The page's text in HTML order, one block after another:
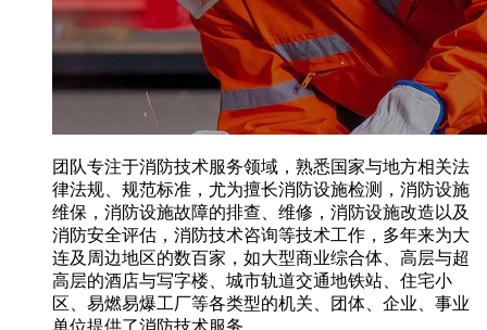
团队专注于消防技术服务领域，熟悉国家与地方相关法
律法规、规范标准，尤为擅长消防设施检测，消防设施
维保，消防设施故障的排查、维修，消防设施改造以及
消防安全评估，消防技术咨询等技术工作，多年来为大
连及周边地区的数百家，如大型商业综合体、高层与超
高层的酒店与写字楼、城市轨道交通地铁站、住宅小
区、易燃易爆工厂等各类型的机关、团体、企业、事业
单位提供了消防技术服务。